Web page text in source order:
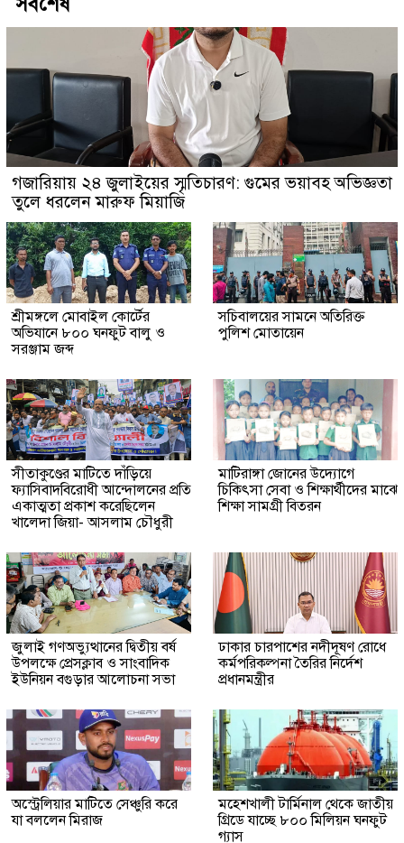
গজারিয়ায় ২৪ জুলাইয়ের স্মৃতিচারণ: গুমের ভয়াবহ অভিজ্ঞতা
তুলে ধরলেন মারুফ মিয়াজি
শ্রীমঙ্গলে মোবাইল কোর্টের
অভিযানে ৮০০ ঘনফুট বালু ও
সরঞ্জাম জব্দ
সচিবালয়ের সামনে অতিরিক্ত
পুলিশ মোতায়েন
সীতাকুণ্ডের মাটিতে দাঁড়িয়ে
ফ্যাসিবাদবিরোধী আন্দোলনের প্রতি
একাত্মতা প্রকাশ করেছিলেন
খালেদা জিয়া- আসলাম চৌধুরী
মাটিরাঙ্গা জোনের উদ্যোগে
চিকিৎসা সেবা ও শিক্ষার্থীদের মাঝে
শিক্ষা সামগ্রী বিতরন
জুলাই গণঅভ্যুত্থানের দ্বিতীয় বর্ষ
উপলক্ষে প্রেসক্লাব ও সাংবাদিক
ইউনিয়ন বগুড়ার আলোচনা সভা
ঢাকার চারপাশের নদীদূষণ রোধে
কর্মপরিকল্পনা তৈরির নির্দেশ
প্রধানমন্ত্রীর
অস্ট্রেলিয়ার মাটিতে সেঞ্চুরি করে
যা বললেন মিরাজ
মহেশখালী টার্মিনাল থেকে জাতীয়
গ্রিডে যাচ্ছে ৮০০ মিলিয়ন ঘনফুট
গ্যাস